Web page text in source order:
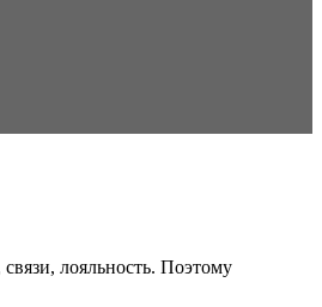
лояльность. Поэтому